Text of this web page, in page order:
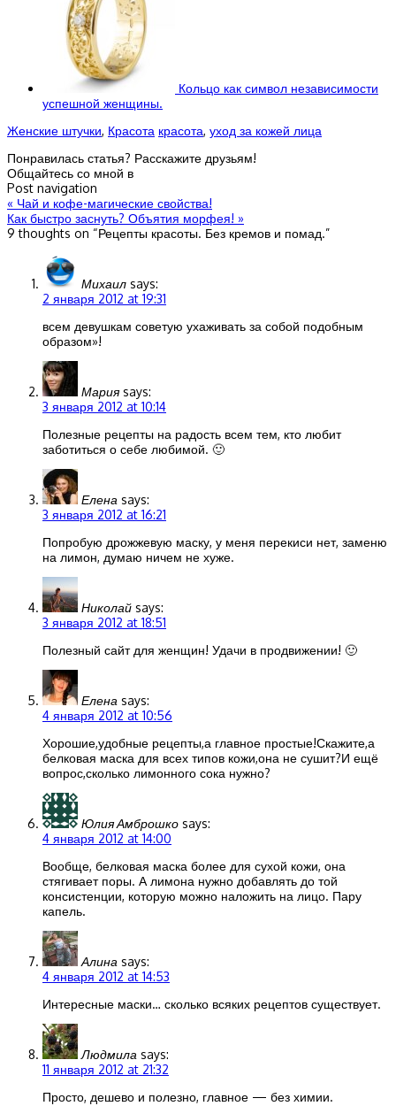
Кольцо как символ независимости
успешной женщины.
Женские штучки, Красота красота, уход за кожей лица
Понравилась статья? Расскажите друзьям!
Общайтесь со мной в
Post navigation
« Чай и кофе-магические свойства!
Как быстро заснуть? Объятия морфея! »
9 thoughts on “Рецепты красоты. Без кремов и помад.”
Михаил says:
2 января 2012 at 19:31
всем девушкам советую ухаживать за собой подобным
образом»!
Мария says:
3 января 2012 at 10:14
Полезные рецепты на радость всем тем, кто любит
заботиться о себе любимой. 🙂
Елена says:
3 января 2012 at 16:21
Попробую дрожжевую маску, у меня перекиси нет, заменю
на лимон, думаю ничем не хуже.
Николай says:
3 января 2012 at 18:51
Полезный сайт для женщин! Удачи в продвижении! 🙂
Елена says:
4 января 2012 at 10:56
Хорошие,удобные рецепты,а главное простые!Скажите,а
белковая маска для всех типов кожи,она не сушит?И ещё
вопрос,сколько лимонного сока нужно?
Юлия Амброшко says:
4 января 2012 at 14:00
Вообще, белковая маска более для сухой кожи, она
стягивает поры. А лимона нужно добавлять до той
консистенции, которую можно наложить на лицо. Пару
капель.
Алина says:
4 января 2012 at 14:53
Интересные маски… сколько всяких рецептов существует.
Людмила says:
11 января 2012 at 21:32
Просто, дешево и полезно, главное — без химии.